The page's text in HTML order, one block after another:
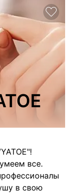
все.
в свою